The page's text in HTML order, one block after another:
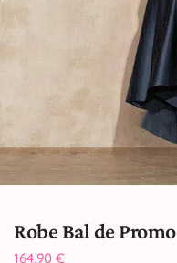
Robe Bal de Promo
164,90 €